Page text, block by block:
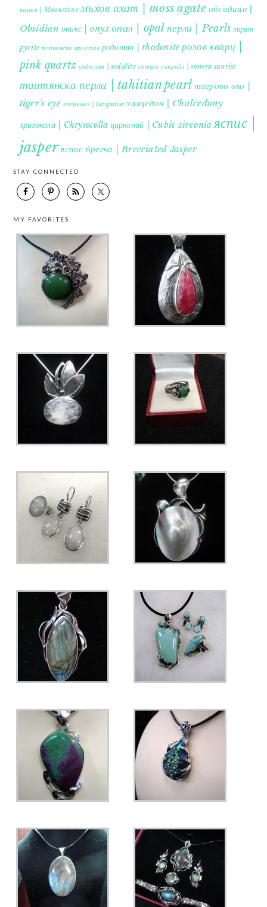
камък | Moonstone мъхов ахат | moss agate обсидиан |
Obsidian оникс | onyxопал | opal перли | Pearls пирит |
pyrite планински кристал родонит | rhodonite розов кварц |
pink quartz содалит | sodalite сонора сънрайз | sonora sunrise
таитянска перла | tahitian pearl тигрово око |
tiger's eye тюркоаз | turquoise халцедон | Chalcedony
хризокола | Chrysocolla цирконий | Cubic zirconia яспис |
jasperяспис брегча | Brecciated Jasper
STAY CONNECTED
MY FAVORITES